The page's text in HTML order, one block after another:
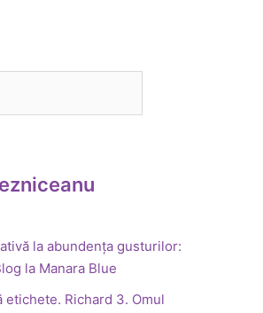
la abundența gusturilor:
la Manara Blue
etichete. Richard 3. Omul